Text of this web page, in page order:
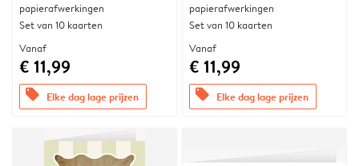
papierafwerkingen
Set van 10 kaarten
Vanaf
€ 11,99
offers Elke dag lage prijzen
papierafwerkingen
Set van 10 kaarten
Vanaf
€ 11,99
offers Elke dag lage prijzen